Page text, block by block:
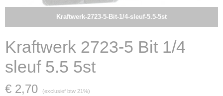
Kraftwerk-2723-5-Bit-1/4-sleuf-5.5-5st
Kraftwerk 2723-5 Bit 1/4
sleuf 5.5 5st
€ 2,70 (exclusief btw 21%)